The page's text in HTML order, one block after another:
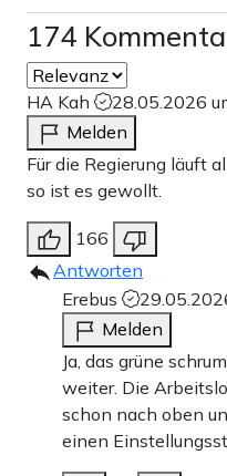
174
HA Kah 28.05.2026
Melden
Für die Regierung läuft
so ist es gewollt.
166
Antworten
Erebus
Melden
Ja, das grüne
weiter. Die
schon nach oben
einen